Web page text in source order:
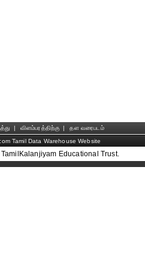
| விளம்பரத்திற்கு |
தள வரைபடம்
Tamil Data Warehouse Website
Educational Trust.